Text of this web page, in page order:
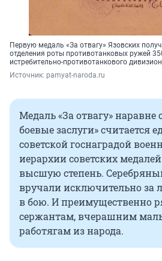
Первую медаль «За отвагу» Язовских
отделения роты противотанковых ружей
истребительно-противотанкового
Источник: pamyat-naroda.ru
Медаль «За отвагу» наравне
боевые заслуги» считается
советской госнаградой
иерархии советских
высшую степень.
вручали исключительно за
в бою. И преимущественно
сержантам, вчерашним
работягам из народа.